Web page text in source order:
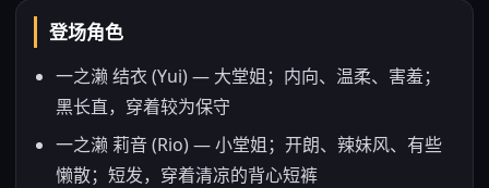
登场角色
一之濑 结衣 (Yui) — 大堂姐；内向、温柔、害羞；
黑长直，穿着较为保守
一之濑 莉音 (Rio) — 小堂姐；开朗、辣妹风、有些
懒散；短发，穿着清凉的背心短裤